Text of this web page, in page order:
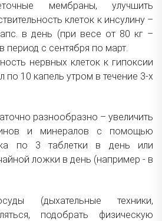
мембраны, улучшить
клеток к инсулину –
в день (при весе от 80 кг –
период с сентября по март.
нервных клеток к гипоксии
по 10 капель утром в течение 3-х
разнообразно – увеличить
и минералов с помощью
по 3 таблетки в день или
ложки в день (например - в
(дыхательные техники,
подобрать физическую